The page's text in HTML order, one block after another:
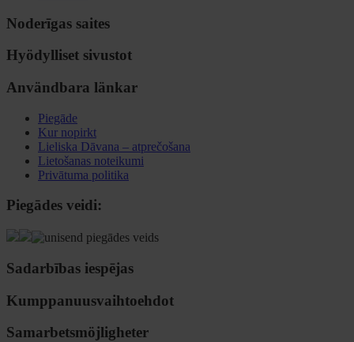
Noderīgas saites
Hyödylliset sivustot
Användbara länkar
Piegāde
Kur nopirkt
Lieliska Dāvana – atprečošana
Lietošanas noteikumi
Privātuma politika
Piegādes veidi:
Sadarbības iespējas
Kumppanuusvaihtoehdot
Samarbetsmöjligheter